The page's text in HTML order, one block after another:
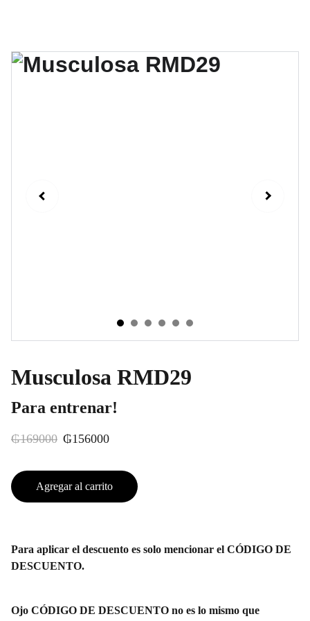
Musculosa RMD29
Para entrenar!
₲169000 ₲156000
Agregar al carrito
Para aplicar el descuento es solo mencionar el CÓDIGO DE
DESCUENTO.
Ojo CÓDIGO DE DESCUENTO no es lo mismo que